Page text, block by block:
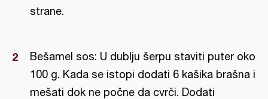
strane.
Bešamel sos: U dublju šerpu staviti puter oko
100 g. Kada se istopi dodati 6 kašika brašna i
mešati dok ne počne da cvrči. Dodati